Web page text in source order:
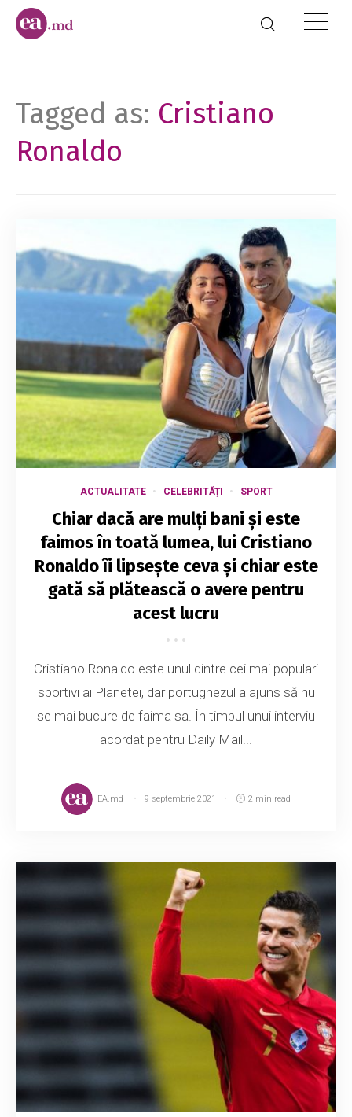
Tagged as: Cristiano
Ronaldo
ACTUALITATE CELEBRITĂȚI SPORT
Chiar dacă are mulți bani și este
faimos în toată lumea, lui Cristiano
Ronaldo îi lipsește ceva și chiar este
gată să plătească o avere pentru
acest lucru
Cristiano Ronaldo este unul dintre cei mai populari
sportivi ai Planetei, dar portughezul a ajuns să nu
se mai bucure de faima sa. În timpul unui interviu
acordat pentru Daily Mail...
EA.md 9 septembrie 2021 2 min read